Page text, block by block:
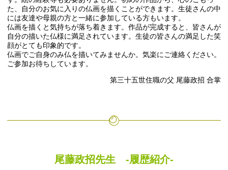
た、自分のお気に入りの仏画を描くことができます。生徒さんの中
には友達や母親の方と一緒に参加している方もいます。
仏画を描くと気持ちが落ち着きます。作品が完成すると、皆さんが
自分の描いた仏様に満足されています。生徒の皆さんの満足した笑
顔がとても印象的です。
仏画でご自身のみ仏を描いてみませんか。気楽にご連絡ください。
ご参加お待ちしています。
第三十五世住職の父 尾藤政招 合掌
尾藤政招先生 -履歴紹介-